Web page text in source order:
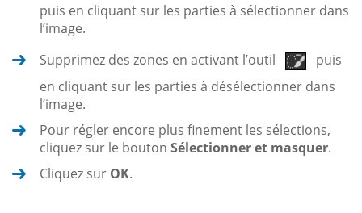
puis en cliquant sur les parties à sélectionner dans
l’image.
Supprimez des zones en activant l’outil
puis
en cliquant sur les parties à désélectionner dans
l’image.
Pour régler encore plus finement les sélections,
cliquez sur le bouton Sélectionner et masquer.
Cliquez sur OK.